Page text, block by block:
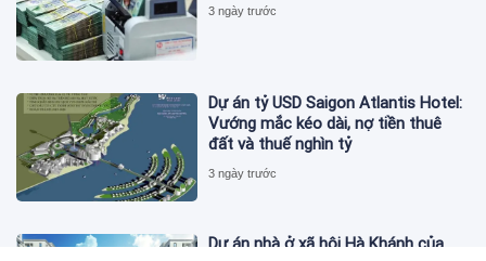
3 ngày trước
Dự án tỷ USD Saigon Atlantis Hotel:
Vướng mắc kéo dài, nợ tiền thuê
đất và thuế nghìn tỷ
3 ngày trước
Dự án nhà ở xã hội Hà Khánh của